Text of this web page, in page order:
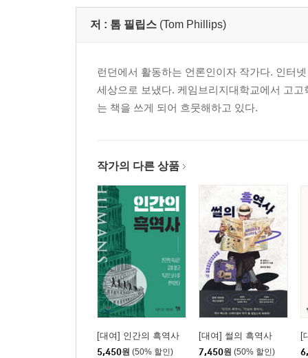
저 : 톰 필립스 (Tom Phillips)
런던에서 활동하는 언론인이자 작가다. 인터
세상으로 보냈다. 케임브리지대학교에서 고
는 책을 쓰게 되어 흐뭇해하고 있다.
작가의 다른 상품
[대여] 인간의 흑역사
5,450원 (50% 할인)
[대여] 썰의 흑역사
7,450원 (50% 할인)
[